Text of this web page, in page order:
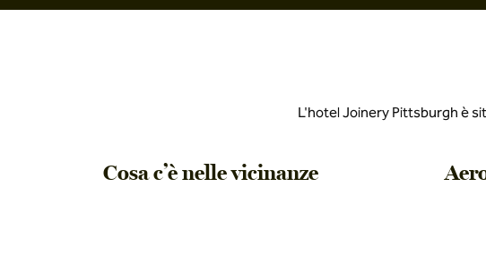
L'hotel Joinery Pittsburgh è
Cosa c’è nelle vicinanze